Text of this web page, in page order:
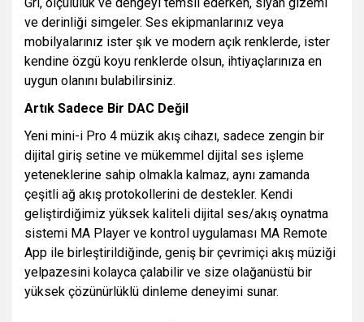
ve derinliği simgeler. Ses ekipmanlarınız veya
mobilyalarınız ister şık ve modern açık renklerde, ister
kendine özgü koyu renklerde olsun, ihtiyaçlarınıza en
uygun olanını bulabilirsiniz.
Artık Sadece Bir DAC Değil
Yeni mini-i Pro 4 müzik akış cihazı, sadece zengin bir
dijital giriş setine ve mükemmel dijital ses işleme
yeteneklerine sahip olmakla kalmaz, aynı zamanda
çeşitli ağ akış protokollerini de destekler. Kendi
geliştirdiğimiz yüksek kaliteli dijital ses/akış oynatma
sistemi MA Player ve kontrol uygulaması MA Remote
App ile birleştirildiğinde, geniş bir çevrimiçi akış müziği
yelpazesini kolayca çalabilir ve size olağanüstü bir
yüksek çözünürlüklü dinleme deneyimi sunar.